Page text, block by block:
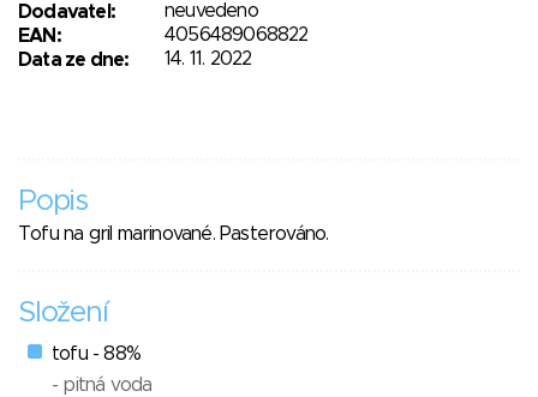
Dodavatel:
neuvedeno
EAN:
4056489068822
Data ze dne:
14. 11. 2022
Popis
Tofu na gril marinované. Pasterováno.
Složení
tofu - 88%
- pitná voda